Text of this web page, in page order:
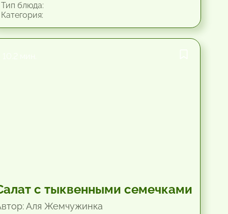
блюда:
с тыквенными семечками
Аля Жемчужинка